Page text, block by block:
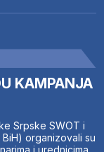
KAMPANJA
Srpske SWOT i
organizovali su